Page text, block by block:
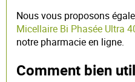
Nous vous proposons
Micellaire Bi Phasée Ultra
notre pharmacie en ligne.
Comment bien